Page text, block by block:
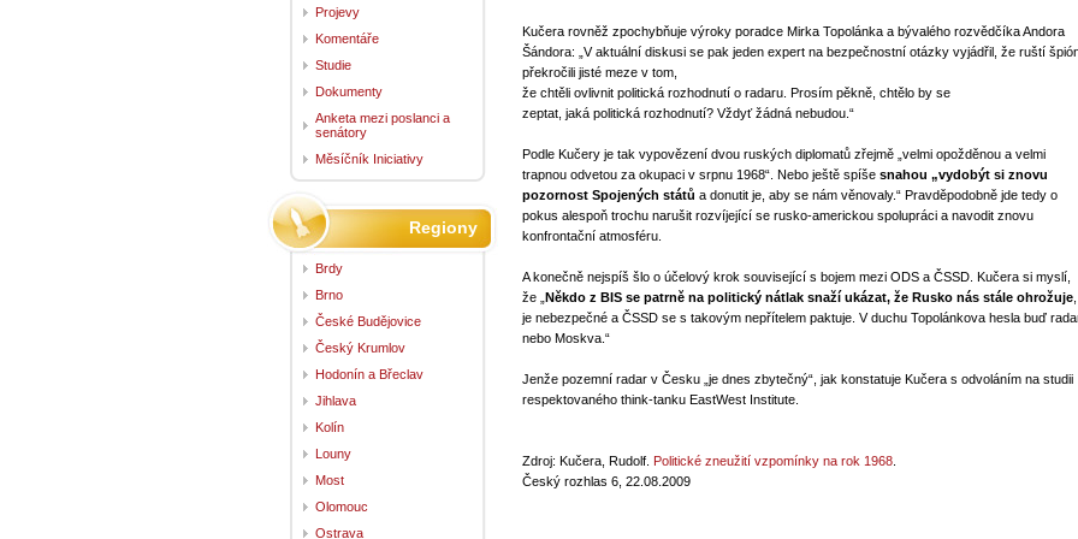
Kučera rovněž zpochybňuje výroky poradce Mirka Topolánka a bývalého rozvědčíka Andora
Šándora: „V aktuální diskusi se pak jeden expert na bezpečnostní otázky vyjádřil, že ruští
překročili jisté meze v tom,
že chtěli ovlivnit politická rozhodnutí o radaru. Prosím pěkně, chtělo by se
zeptat, jaká politická rozhodnutí? Vždyť žádná nebudou.“
Podle Kučery je tak vypovězení dvou ruských diplomatů zřejmě „velmi opožděnou a velmi
trapnou odvetou za okupaci v srpnu 1968“. Nebo ještě spíše snahou „vydobýt si znovu
pozornost Spojených států a donutit je, aby se nám věnovaly.“ Pravděpodobně jde tedy o
pokus alespoň trochu narušit rozvíjející se rusko-americkou spolupráci a navodit znovu
konfrontační atmosféru.
A konečně nejspíš šlo o účelový krok související s bojem mezi ODS a ČSSD. Kučera si myslí,
že „ Někdo z BIS se patrně na politický nátlak snaží ukázat, že Rusko nás stále ohrožuje
je nebezpečné a ČSSD se s takovým nepřítelem paktuje. V duchu Topolánkova hesla buď
nebo Moskva.“
Jenže pozemní radar v Česku „je dnes zbytečný“, jak konstatuje Kučera s odvoláním na studii
respektovaného think-tanku EastWest Institute.
Zdroj: Kučera, Rudolf. Politické zneužití vzpomínky na rok 1968
Český rozhlas 6, 22.08.2009
Projevy
Komentáře
Studie
Dokumenty
Anketa mezi poslanci a
senátory
Měsíčník Iniciativy
Regiony
Brdy
Brno
České Budějovice
Český Krumlov
Hodonín a Břeclav
Jihlava
Kolín
Louny
Most
Olomouc
Ostrava